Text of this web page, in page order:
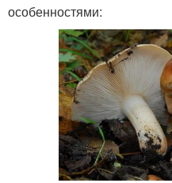
особенностями: